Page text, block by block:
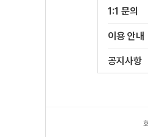
1:1 문의
이용 안내
공지사항